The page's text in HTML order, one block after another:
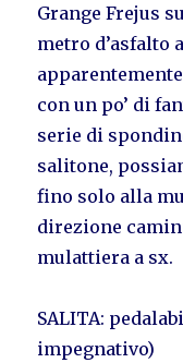
Grange Frejus
metro d’asfalto
con un po’ di
serie di
salitone,
fino solo alla
direzione
mulattiera a sx.
SALITA:
impegnativo)